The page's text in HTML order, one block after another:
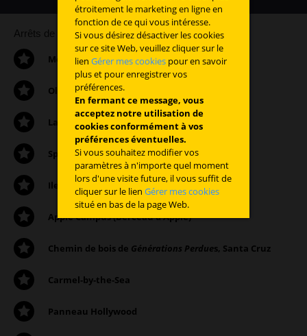
Arrêts de l’itinéraire:
Monument à la mémoire de Kurt Cobain
Olympic Club de McMenamins
La maison desGoonies
Springfield
Ile d’Alcatraz
Apple Campus (Berceau d’Apple)
Chemin de bois de Générations Perdues, Santa Cruz
Carmel-by-the-Sea
Panneau Hollywood
étroitement le marketing en ligne en
fonction de ce qui vous intéresse.
Si vous désirez désactiver les cookies
sur ce site Web, veuillez cliquer sur le
lien Gérer mes cookies pour en savoir
plus et pour enregistrer vos
préférences.
En fermant ce message, vous
acceptez notre utilisation de
cookies conformément à vos
préférences éventuelles.
Si vous souhaitez modifier vos
paramètres à n'importe quel moment
lors d'une visite future, il vous suffit de
cliquer sur le lien Gérer mes cookies
situé en bas de la page Web.